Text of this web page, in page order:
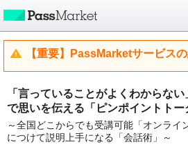
【重要】PassMarketサービス
「言っていることがよくわからな
で思いを伝える「ピンポイントト
～全国どこからでも受講可能「オンライ
につけて説明上手になる「会話術」～